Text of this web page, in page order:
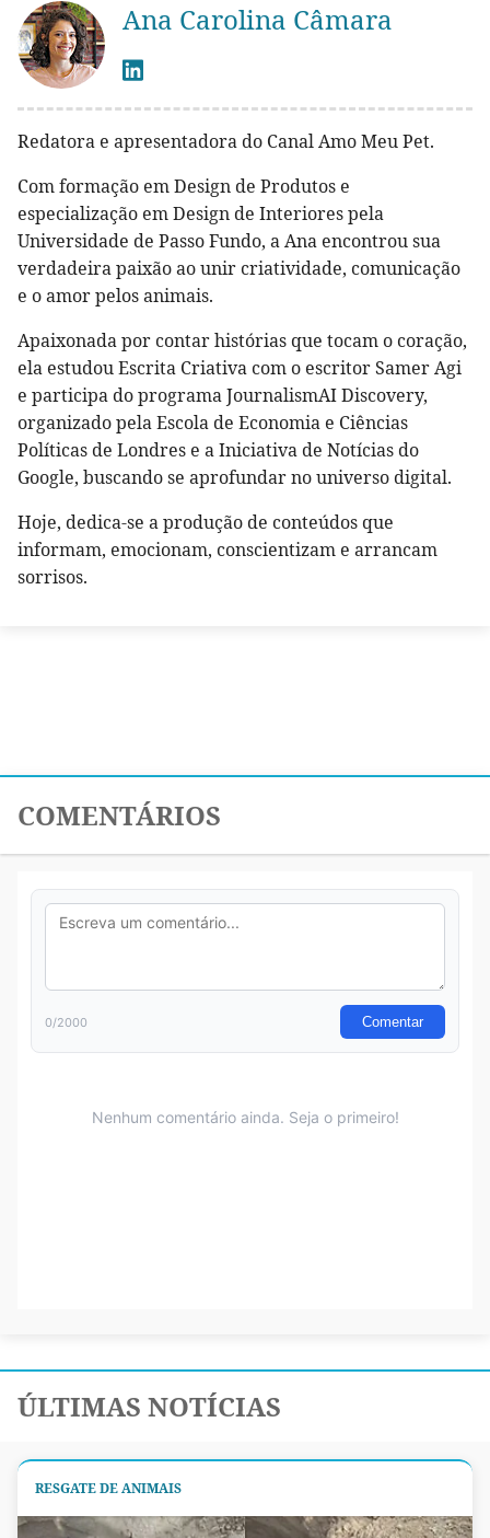
Ana Carolina Câmara
Redatora e apresentadora do Canal Amo Meu Pet.
Com formação em Design de Produtos e
especialização em Design de Interiores pela
Universidade de Passo Fundo, a Ana encontrou sua
verdadeira paixão ao unir criatividade, comunicação
e o amor pelos animais.
Apaixonada por contar histórias que tocam o coração,
ela estudou Escrita Criativa com o escritor Samer Agi
e participa do programa JournalismAI Discovery,
organizado pela Escola de Economia e Ciências
Políticas de Londres e a Iniciativa de Notícias do
Google, buscando se aprofundar no universo digital.
Hoje, dedica-se a produção de conteúdos que
informam, emocionam, conscientizam e arrancam
sorrisos.
COMENTÁRIOS
ÚLTIMAS NOTÍCIAS
RESGATE DE ANIMAIS